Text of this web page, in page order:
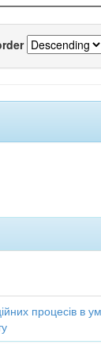
процесів в